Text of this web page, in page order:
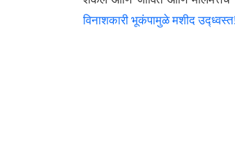
विनाशकारी भूकंपामुळे मशीद